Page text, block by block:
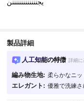
製品詳細
人工知能の特徴 詳細に
編み物生地: 柔らかなニッ
エレガント: 優雅で洗練さ
4.81 132K フ